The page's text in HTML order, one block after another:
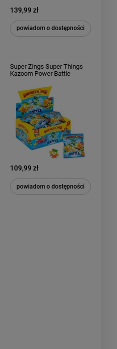
139,99 zł
powiadom o dostępności
Super Zings Super Things
Kazoom Power Battle
Całe Opakowanie Box
109,99 zł
powiadom o dostępności